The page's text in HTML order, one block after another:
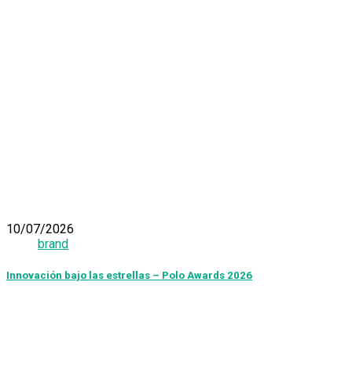
10/07/2026
brand
Innovación bajo las estrellas – Polo Awards 2026